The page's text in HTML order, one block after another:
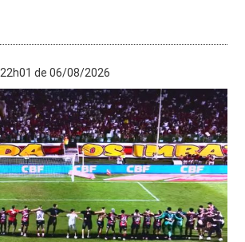
22h01 de 06/08/2026